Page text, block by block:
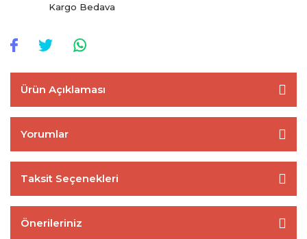
Kargo Bedava
Ürün Açıklaması
Yorumlar
Taksit Seçenekleri
Önerileriniz